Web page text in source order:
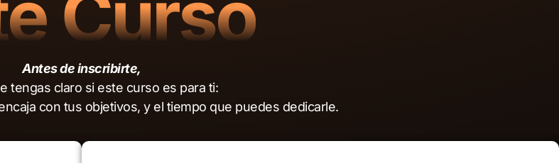
Antes de inscribirte,
tengas claro si este curso es para ti:
con tus objetivos, y el tiempo que puedes dedicarle.